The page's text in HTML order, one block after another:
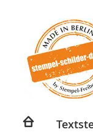
springen